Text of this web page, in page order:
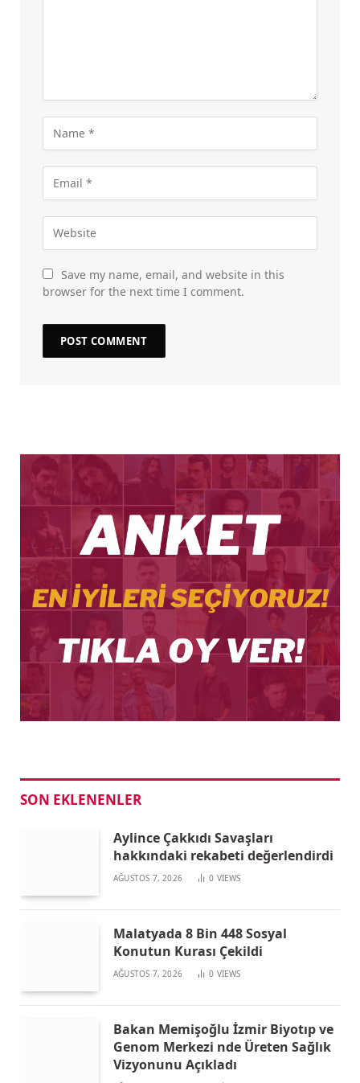
Save my name, email, and website in this
browser for the next time I comment.
SON EKLENENLER
Aylince Çakkıdı Savaşları
hakkındaki rekabeti değerlendirdi
AĞUSTOS 7, 2026 0 VIEWS
Malatyada 8 Bin 448 Sosyal
Konutun Kurası Çekildi
AĞUSTOS 7, 2026 0 VIEWS
Bakan Memişoğlu İzmir Biyotıp ve
Genom Merkezi nde Üreten Sağlık
Vizyonunu Açıkladı